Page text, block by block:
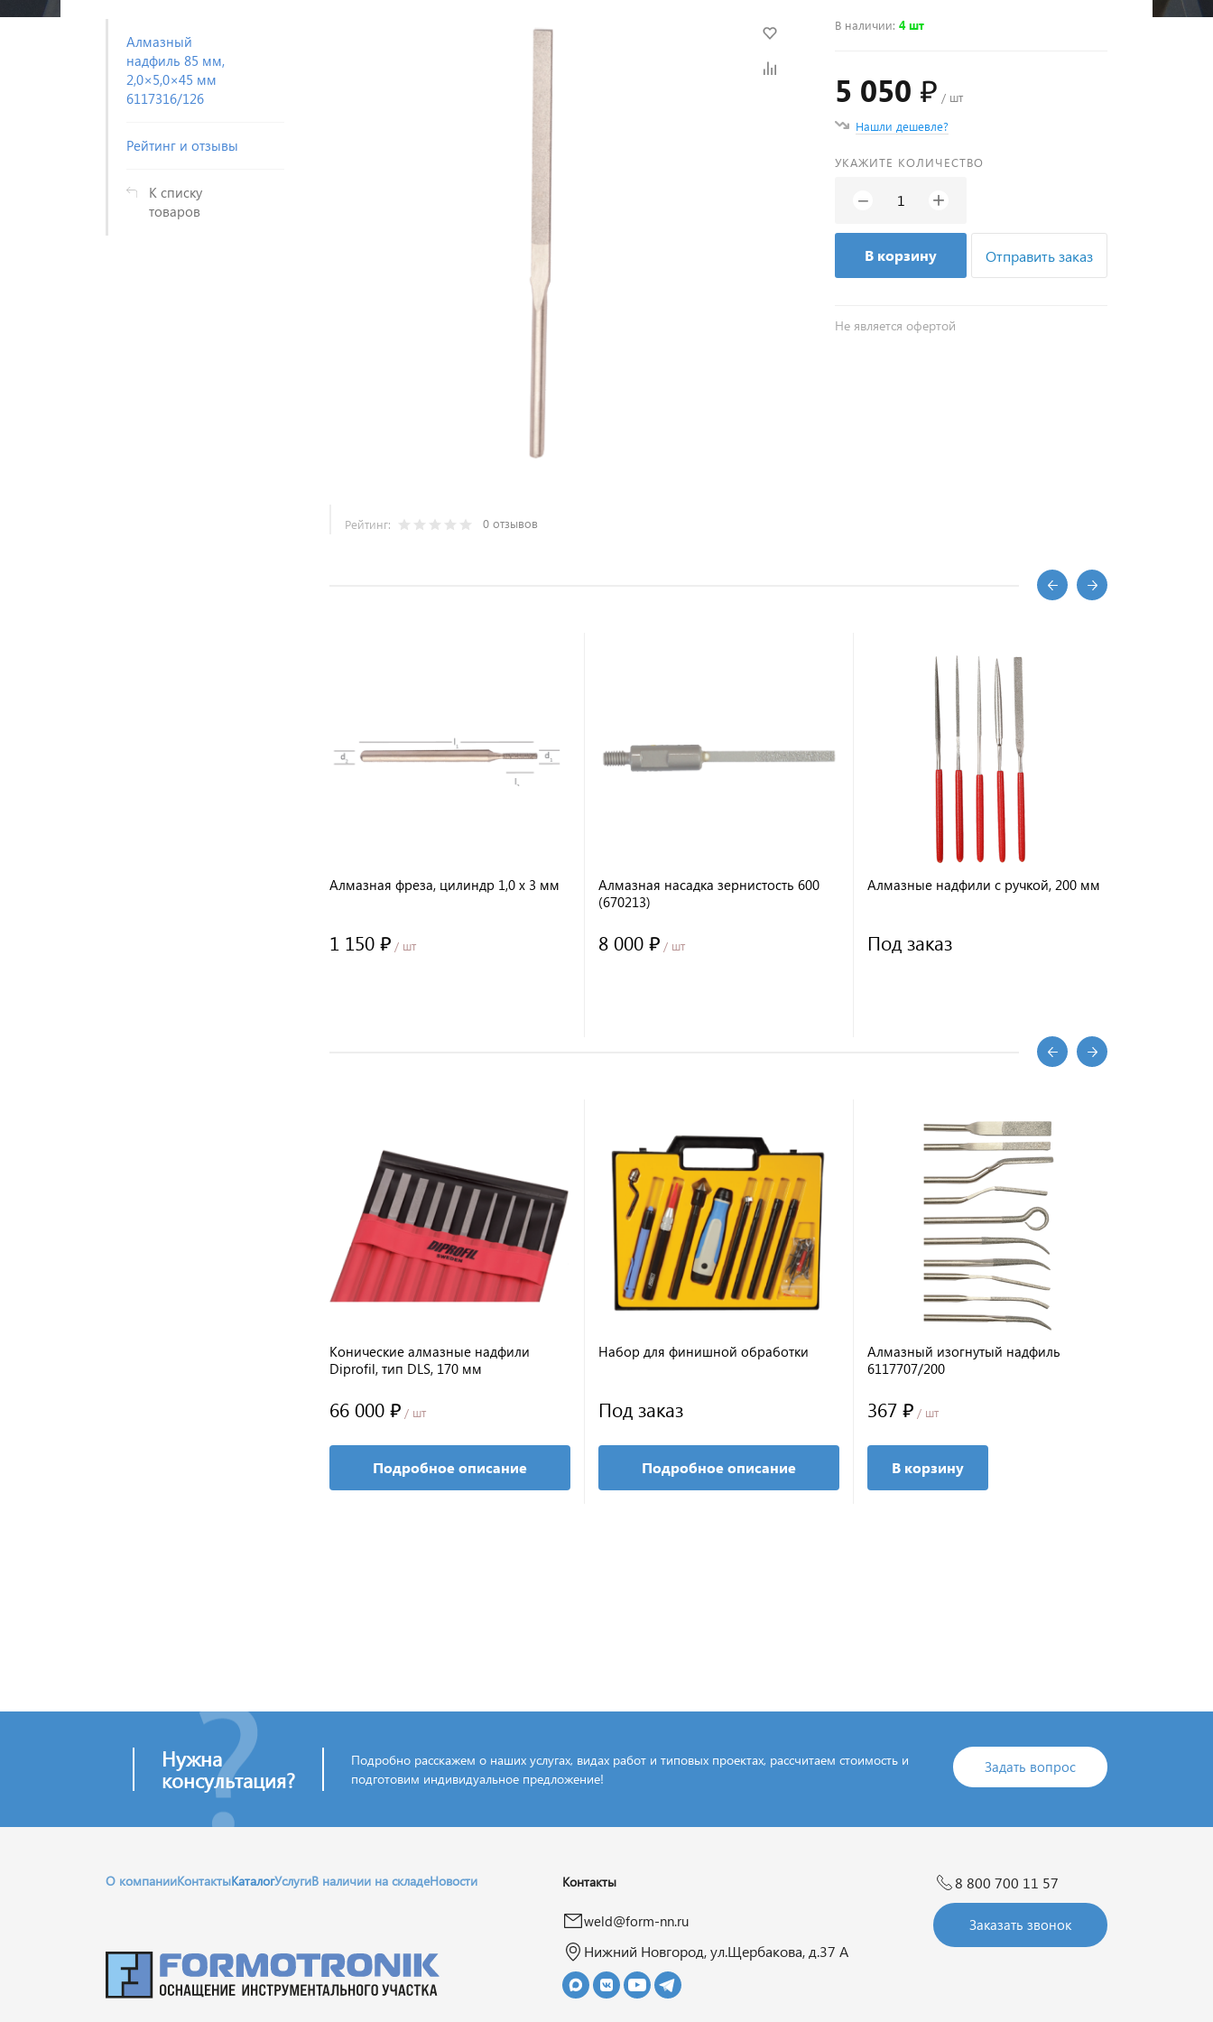
Алмазный
надфиль 85 мм,
2,0×5,0×45 мм
6117316/126
Рейтинг и отзывы
К списку
товаров
Рейтинг: 0 отзывов
В наличии:4 шт
5 050 ₽ / шт
Нашли дешевле?
УКАЖИТЕ КОЛИЧЕСТВО
− +
В корзину Отправить заказ
Не является офертой
Алмазная фреза, цилиндр 1,0 x 3 мм
1 150 ₽ / шт
Алмазная насадка зернистость 600
(670213)
8 000 ₽ / шт
Алмазные надфили с ручкой, 200 мм
Под заказ
Конические алмазные надфили
Diprofil, тип DLS, 170 мм
66 000 ₽ / шт
Подробное описание
Набор для финишной обработки
Под заказ
Подробное описание
Алмазный изогнутый надфиль
6117707/200
367 ₽ / шт
В корзину
Нужна
консультация?
Подробно расскажем о наших услугах, видах работ и типовых проектах, рассчитаем стоимость и
подготовим индивидуальное предложение!
Задать вопрос
О компанииКонтактыКаталогУслугиВ наличии на складеНовости Контакты
weld@form-nn.ru
Нижний Новгород, ул.Щербакова, д.37 А
8 800 700 11 57
Заказать звонок